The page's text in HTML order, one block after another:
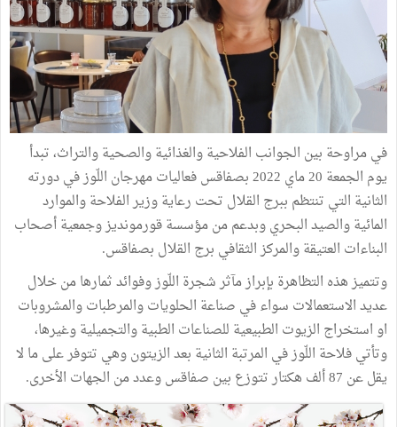
في مراوحة بين الجوانب الفلاحية والغذائية والصحية والتراث، تبدأ
يوم الجمعة 20 ماي 2022 بصفاقس فعاليات مهرجان اللّوز في دورته
الثانية التي تنتظم ببرج القلال تحت رعاية وزير الفلاحة والموارد
المائية والصيد البحري وبدعم من مؤسسة قورمونديز وجمعية أصحاب
البناءات العتيقة والمركز الثقافي برج القلال بصفاقس.
وتتميز هذه التظاهرة بإبراز مآثر شجرة اللّوز وفوائد ثمارها من خلال
عديد الاستعمالات سواء في صناعة الحلويات والمرطبات والمشروبات
او استخراج الزيوت الطبيعية للصناعات الطبية والتجميلية وغيرها،
وتأتي فلاحة اللّوز في المرتبة الثانية بعد الزيتون وهي تتوفر على ما لا
يقل عن 87 ألف هكتار تتوزع بين صفاقس وعدد من الجهات الأخرى.